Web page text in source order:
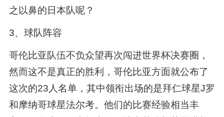
之以鼻的日本队呢？
3、球队阵容
哥伦比亚队伍不负众望再次闯进世界杯决赛圈，
然而这不是真正的胜利，哥伦比亚方面就公布了
这次的23人名单，其中领衔出场的是拜仁球星J罗
和摩纳哥球星法尔考。他们的比赛经验相当丰